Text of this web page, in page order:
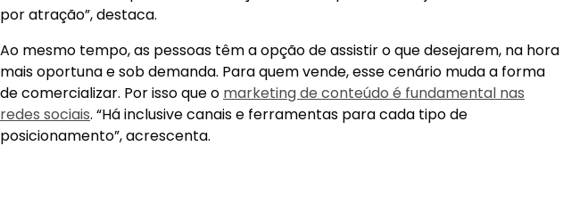
por atração”, destaca.
Ao mesmo tempo, as pessoas têm a opção de assistir o que desejarem, na hora
mais oportuna e sob demanda. Para quem vende, esse cenário muda a forma
de comercializar. Por isso que o marketing de conteúdo é fundamental nas
redes sociais. “Há inclusive canais e ferramentas para cada tipo de
posicionamento”, acrescenta.